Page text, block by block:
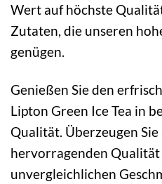
Wert auf höchste
Zutaten, die unseren
genügen.
Genießen Sie den
Lipton Green Ice Tea in
Qualität. Überzeugen
hervorragenden Qualität
unvergleichlichen